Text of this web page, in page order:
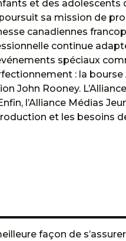
et des
sa mission de
canadiennes
continue
spéciaux
: la
John Rooney.
l’Alliance Médias
et les besoins
façon de